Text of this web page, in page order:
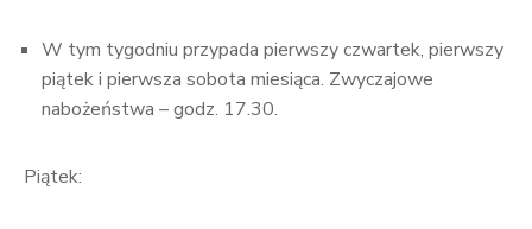
W tym tygodniu przypada pierwszy czwartek, pierwszy
piątek i pierwsza sobota miesiąca. Zwyczajowe
nabożeństwa – godz. 17.30.
Piątek: